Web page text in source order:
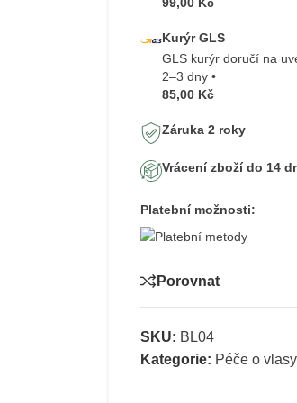
Kurýr GLS
GLS kurýr doručí na
2–3 dny •
85,00 Kč
Záruka 2 roky
Vrácení zboží do 14
Platební možnosti:
Porovnat
SKU: BL04
Kategorie: Péče o vlasy